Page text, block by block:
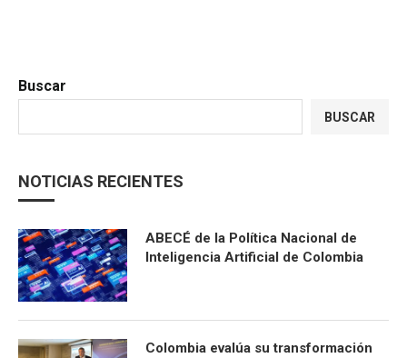
Buscar
BUSCAR
NOTICIAS RECIENTES
ABECÉ de la Política Nacional de
Inteligencia Artificial de Colombia
Colombia evalúa su transformación